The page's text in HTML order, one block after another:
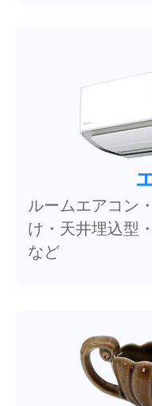
ルームエアコン
け・天井埋込型
など